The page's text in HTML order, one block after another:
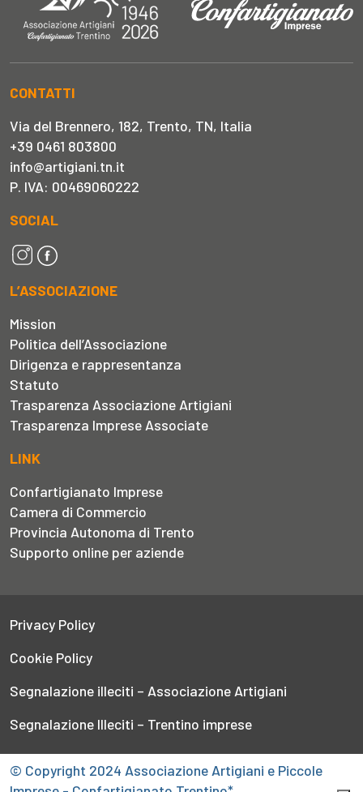
CONTATTI
Via del Brennero, 182, Trento, TN, Italia
+39 0461 803800
info@artigiani.tn.it
P. IVA: 00469060222
SOCIAL
L’ASSOCIAZIONE
Mission
Politica dell’Associazione
Dirigenza e rappresentanza
Statuto
Trasparenza Associazione Artigiani
Trasparenza Imprese Associate
LINK
Confartigianato Imprese
Camera di Commercio
Provincia Autonoma di Trento
Supporto online per aziende
Privacy Policy
Cookie Policy
Segnalazione illeciti – Associazione Artigiani
Segnalazione Illeciti – Trentino imprese
© Copyright 2024 Associazione Artigiani e Piccole